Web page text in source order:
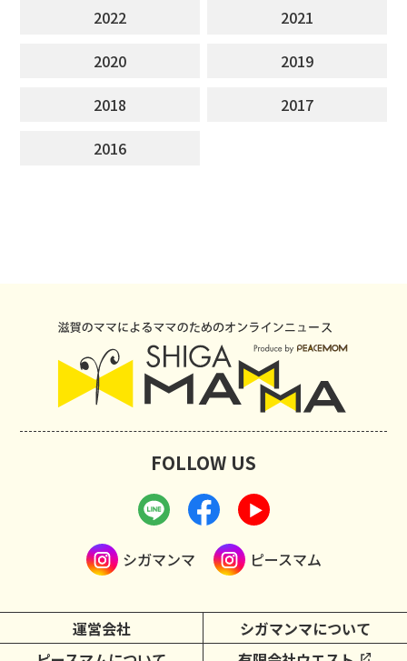
2022
2021
2020
2019
2018
2017
2016
運営会社
シガマンマについて
FOLLOW US
シガマンマ ピースマム